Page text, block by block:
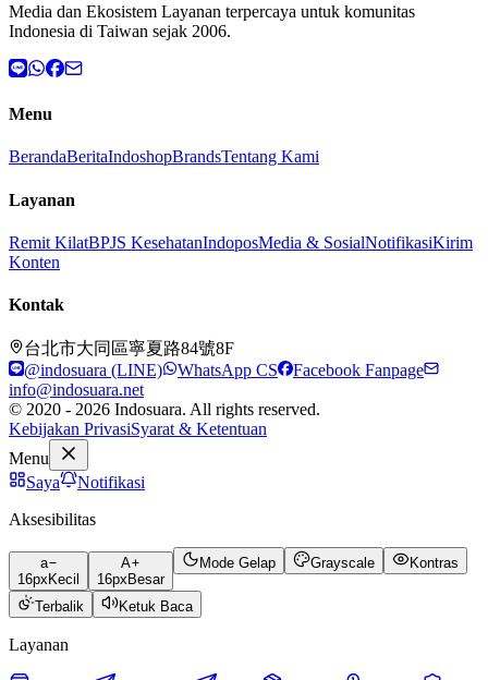
Media dan Ekosistem Layanan terpercaya untuk komunitas
Indonesia di Taiwan sejak 2006.
Menu
BerandaBeritaIndoshopBrandsTentang Kami
Layanan
Remit KilatBPJS KesehatanIndoposMedia & SosialNotifikasiKirim
Konten
Kontak
台北市大同區寧夏路84號8F
@indosuara (LINE)
WhatsApp CS
Facebook Fanpage
info@indosuara.net
© 2020 - 2026 Indosuara. All rights reserved.
Kebijakan PrivasiSyarat & Ketentuan
Menu
Saya
Notifikasi
Aksesibilitas
a
16px Kecil
A
16px Besar
Mode Gelap Grayscale Kontras
Terbalik Ketuk Baca
Layanan